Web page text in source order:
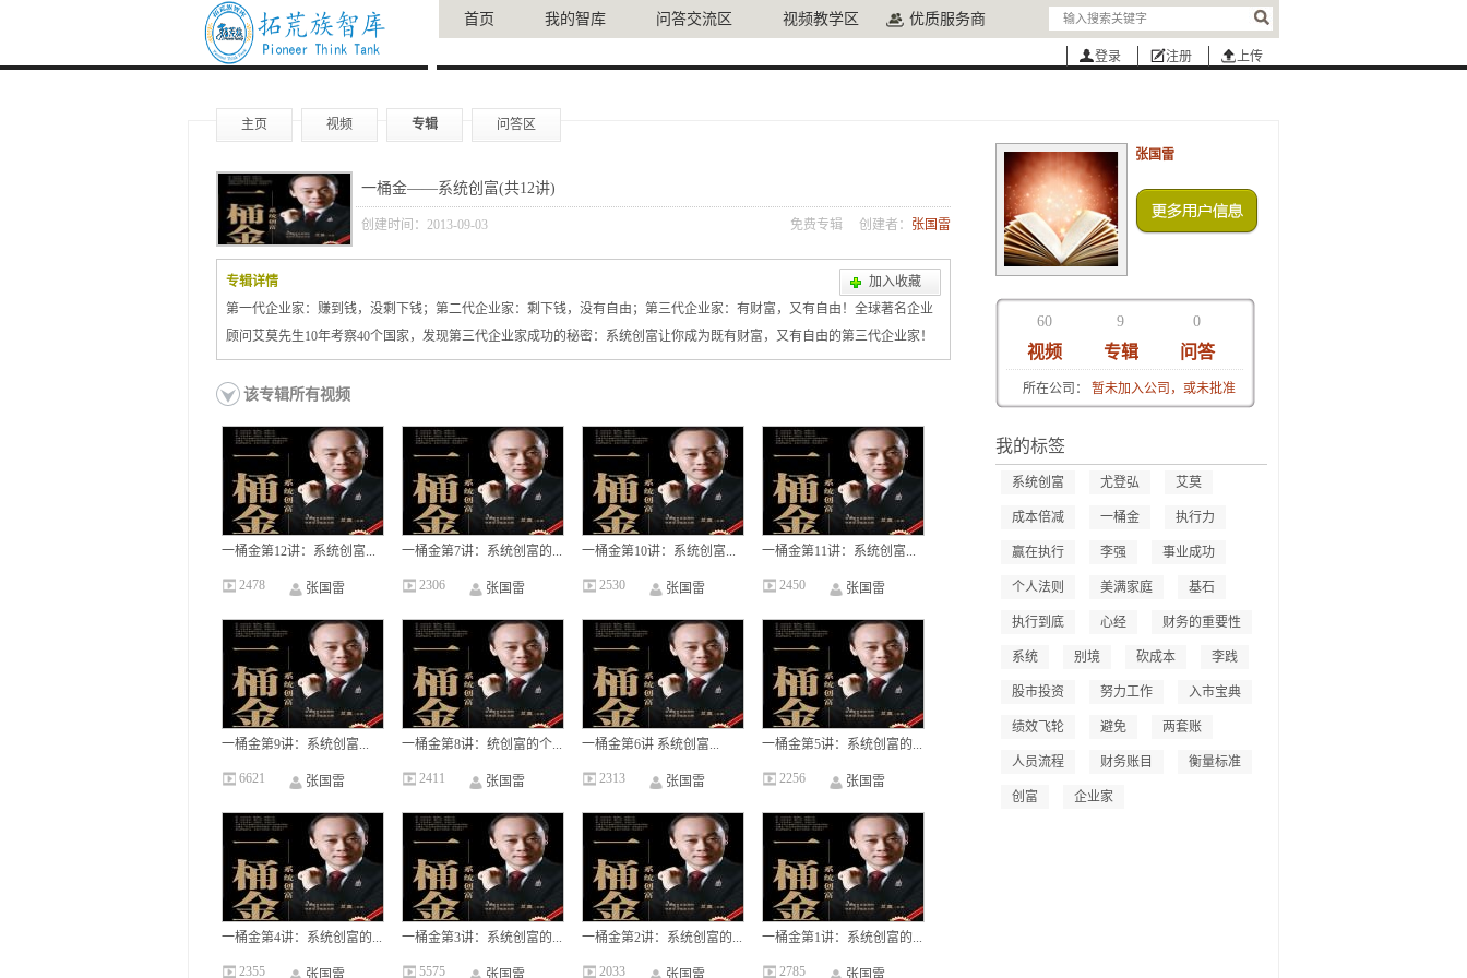
首页 我的智库 问答交流区 视频教学区 优质服务商
上传
注册
登录
主页 视频 专辑 问答区
一桶金——系统创富(共12讲)
创建时间：2013-09-03 创建者： 张国雷
免费专辑
加入收藏
专辑详情
第一代企业家：赚到钱，没剩下钱；第二代企业家：剩下钱，没有自由；第三代企业家：有财富，又有自由！全球著名企业
顾问艾莫先生10年考察40个国家，发现第三代企业家成功的秘密：系统创富让你成为既有财富，又有自由的第三代企业家！
该专辑所有视频
一桶金第12讲：系统创富...
2478 张国雷
一桶金第7讲：系统创富的...
2306 张国雷
一桶金第10讲：系统创富...
2530 张国雷
一桶金第11讲：系统创富...
2450 张国雷
一桶金第9讲：系统创富...
6621 张国雷
一桶金第8讲：统创富的个...
2411 张国雷
一桶金第6讲 系统创富...
2313 张国雷
一桶金第5讲：系统创富的...
2256 张国雷
一桶金第4讲：系统创富的...
2355 张国雷
一桶金第3讲：系统创富的...
5575 张国雷
一桶金第2讲：系统创富的...
2033 张国雷
一桶金第1讲：系统创富的...
2785 张国雷
张国雷
60
视频
9
专辑
0
问答
所在公司： 暂未加入公司，或未批准
我的标签
系统创富 尤登弘 艾莫
成本倍减 一桶金 执行力
赢在执行 李强 事业成功
个人法则 美满家庭 基石
执行到底 心经 财务的重要性
系统 别境 砍成本 李践
股市投资 努力工作 入市宝典
绩效飞轮 避免 两套账
人员流程 财务账目 衡量标准
创富 企业家